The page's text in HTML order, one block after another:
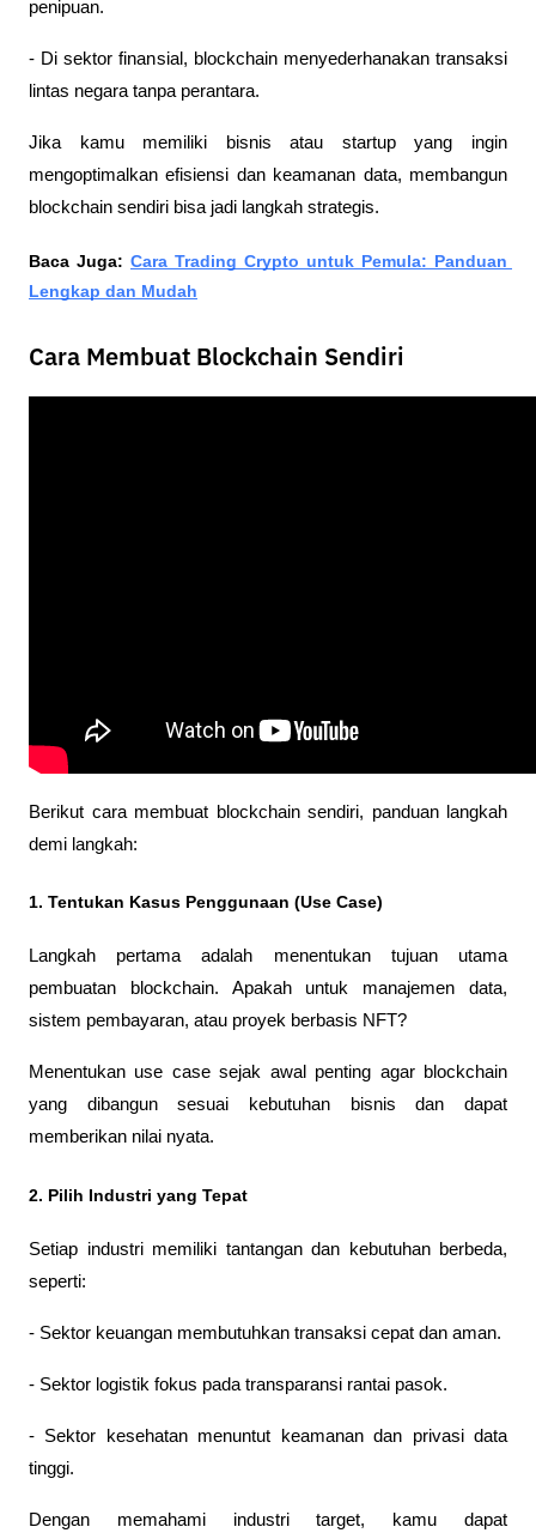
penipuan.
- Di sektor finansial, blockchain menyederhanakan transaksi
lintas negara tanpa perantara.
Jika kamu memiliki bisnis atau startup yang ingin
mengoptimalkan efisiensi dan keamanan data, membangun
blockchain sendiri bisa jadi langkah strategis.
Baca Juga: Cara Trading Crypto untuk Pemula: Panduan
Lengkap dan Mudah
Cara Membuat Blockchain Sendiri
Berikut cara membuat blockchain sendiri, panduan langkah
demi langkah:
1. Tentukan Kasus Penggunaan (Use Case)
Langkah pertama adalah menentukan tujuan utama
pembuatan blockchain. Apakah untuk manajemen data,
sistem pembayaran, atau proyek berbasis NFT?
Menentukan use case sejak awal penting agar blockchain
yang dibangun sesuai kebutuhan bisnis dan dapat
memberikan nilai nyata.
2. Pilih Industri yang Tepat
Setiap industri memiliki tantangan dan kebutuhan berbeda,
seperti:
- Sektor keuangan membutuhkan transaksi cepat dan aman.
- Sektor logistik fokus pada transparansi rantai pasok.
- Sektor kesehatan menuntut keamanan dan privasi data
tinggi.
Dengan memahami industri target, kamu dapat